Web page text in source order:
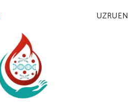
UZRUEN